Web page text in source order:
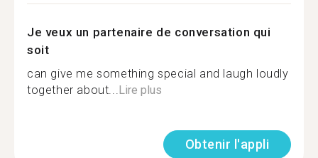
Je veux un partenaire de conversation qui
soit
can give me something special and laugh loudly
together about...Lire plus
Obtenir l'appli